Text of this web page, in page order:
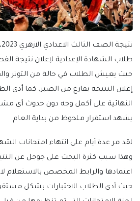
طلاب الشهادة الإعدادية لإعلان نتيجة
حيث يعيش الطلاب في حالة من التوتر
إعلان النتيجة بفارغ من الصبر، كما أدى
النهائية على أكمل وجه دون حدوث أي
يشهد استقرار ملحوظ من بداية العام.
لقد مر عدة أيام على انتهاء امتحانات
وهذا سبب كثرة البحث على جوجل عن
اعتمادها والرابط المخصص بالاستعلام
حيث أدى الطلاب الاختبارات بشكل